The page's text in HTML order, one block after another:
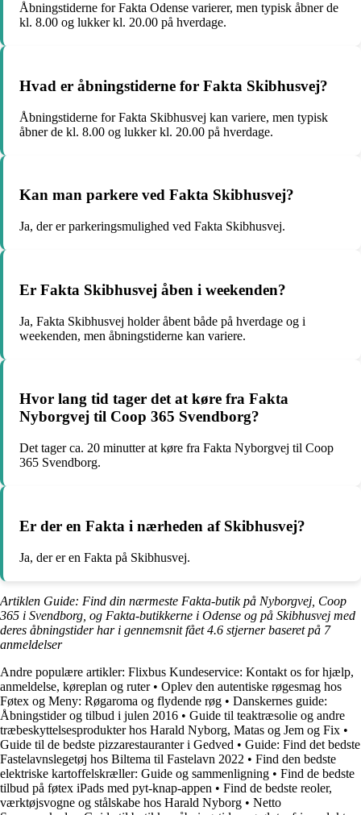
Åbningstiderne for Fakta Odense varierer, men typisk åbner de
kl. 8.00 og lukker kl. 20.00 på hverdage.
Hvad er åbningstiderne for Fakta Skibhusvej?
Åbningstiderne for Fakta Skibhusvej kan variere, men typisk
åbner de kl. 8.00 og lukker kl. 20.00 på hverdage.
Kan man parkere ved Fakta Skibhusvej?
Ja, der er parkeringsmulighed ved Fakta Skibhusvej.
Er Fakta Skibhusvej åben i weekenden?
Ja, Fakta Skibhusvej holder åbent både på hverdage og i
weekenden, men åbningstiderne kan variere.
Hvor lang tid tager det at køre fra Fakta
Nyborgvej til Coop 365 Svendborg?
Det tager ca. 20 minutter at køre fra Fakta Nyborgvej til Coop
365 Svendborg.
Er der en Fakta i nærheden af Skibhusvej?
Ja, der er en Fakta på Skibhusvej.
Artiklen Guide: Find din nærmeste Fakta-butik på Nyborgvej, Coop
365 i Svendborg, og Fakta-butikkerne i Odense og på Skibhusvej med
deres åbningstider har i gennemsnit fået4.6 stjerner baseret på 7
anmeldelser
Andre populære artikler: Flixbus Kundeservice: Kontakt os for hjælp,
anmeldelse, køreplan og ruter• Oplev den autentiske røgesmag hos
Føtex og Meny: Røgaroma og flydende røg • Danskernes guide:
Åbningstider og tilbud i julen 2016 • Guide til teaktræsolie og andre
træbeskyttelsesprodukter hos Harald Nyborg, Matas og Jem og Fix •
Guide til de bedste pizzarestauranter i Gedved • Guide: Find det bedste
Fastelavnslegetøj hos Biltema til Fastelavn 2022 • Find den bedste
elektriske kartoffelskræller: Guide og sammenligning • Find de bedste
tilbud på føtex iPads med pyt-knap-appen • Find de bedste reoler,
værktøjsvogne og stålskabe hos Harald Nyborg • Netto